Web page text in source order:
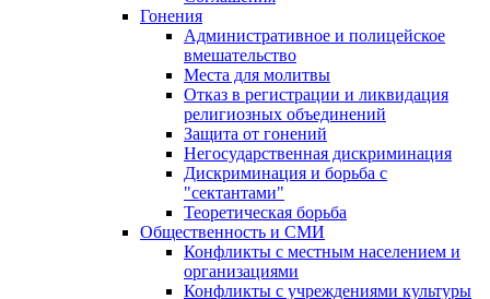
Гонения
Административное и полицейское
вмешательство
Места для молитвы
Отказ в регистрации и ликвидация
религиозных объединений
Защита от гонений
Негосударственная дискриминация
Дискриминация и борьба с
"сектантами"
Теоретическая борьба
Общественность и СМИ
Конфликты с местным населением и
организациями
Конфликты с учреждениями культуры